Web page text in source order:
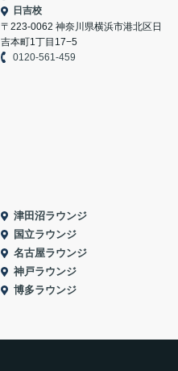
日吉校
〒223-0062 神奈川県横浜市港北区日
吉本町1丁目17−5
0120-561-459
津田沼ラウンジ
国立ラウンジ
名古屋ラウンジ
神戸ラウンジ
博多ラウンジ